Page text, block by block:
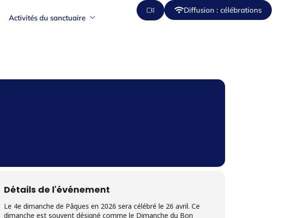
Activités du sanctuaire
Diffusion : célébrations
Détails de l'événement
Le 4e dimanche de Pâques en 2026 sera célébré le 26 avril. Ce
dimanche est souvent désigné comme le Dimanche du Bon